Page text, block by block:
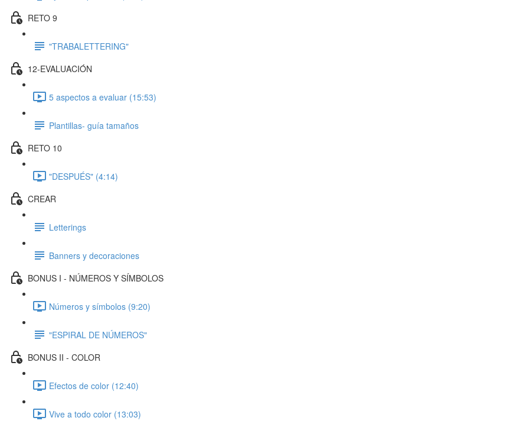
RETO 9
"TRABALETTERING"
12-EVALUACIÓN
5 aspectos a evaluar (15:53)
Plantillas- guía tamaños
RETO 10
"DESPUÉS" (4:14)
CREAR
Letterings
Banners y decoraciones
BONUS I - NÚMEROS Y SÍMBOLOS
Números y símbolos (9:20)
"ESPIRAL DE NÚMEROS"
BONUS II - COLOR
Efectos de color (12:40)
Vive a todo color (13:03)